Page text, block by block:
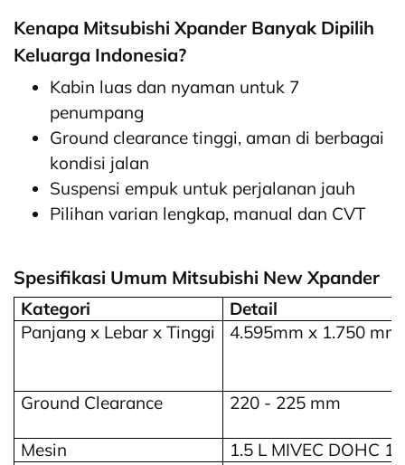
Kenapa Mitsubishi Xpander Banyak Dipilih
Keluarga Indonesia?
Kabin luas dan nyaman untuk 7
penumpang
Ground clearance tinggi, aman di berbagai
kondisi jalan
Suspensi empuk untuk perjalanan jauh
Pilihan varian lengkap, manual dan CVT
Spesifikasi Umum Mitsubishi New Xpander
Kategori
Detail
Panjang x Lebar x Tinggi
4.595mm x 1.750
Ground Clearance 220 - 225 mm
Mesin
1.5 L MIVEC DOHC